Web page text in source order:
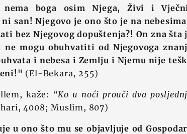
boga osim Njega, Živi i
san! Njegovo je ono što je na
bez Njegovog dopuštenja?! On zna šta
mogu obuhvatiti od Njegovoga
i nebesa i Zemlju i Njemu nije
(El-Bekara, 255)
kaže: "Ko u noći prouči dva
4008; Muslim, 807)
u ono što mu se objavljuje od